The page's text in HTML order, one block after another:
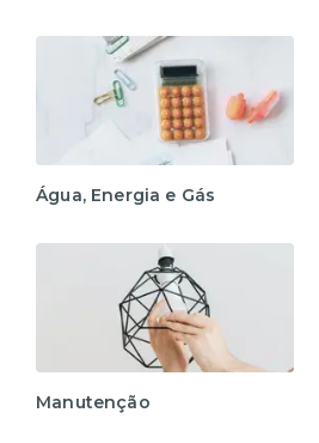
Água, Energia e Gás
Manutenção